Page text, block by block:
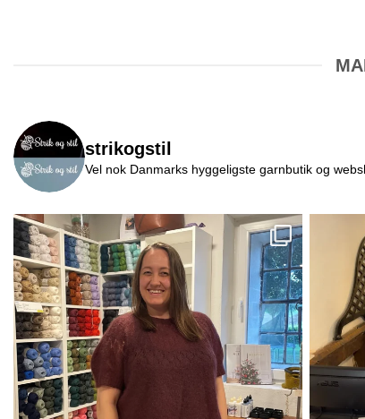
strikogstil
Vel nok Danmarks hyggeligste garnbutik og